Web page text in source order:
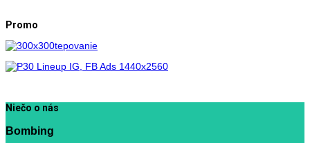
Promo
Niečo o nás
Bombing